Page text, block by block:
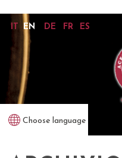
Choose language
IT EN DE FR ES